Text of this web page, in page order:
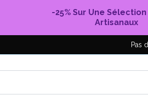
-25% Sur Une Sélection
Artisanaux
Pas